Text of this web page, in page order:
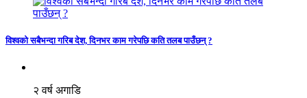
विश्वको सबैभन्दा गरिब देश, दिनभर काम गरेपछि कति तलब पाउँछन् ?
२ वर्ष अगाडि